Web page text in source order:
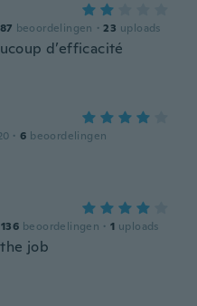
87 beoordelingen · 23 uploads
d’efficacité
· 6 beoordelingen
136 beoordelingen · 1 uploads
job